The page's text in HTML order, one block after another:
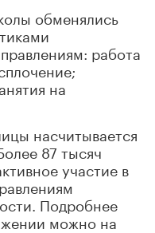
обменялись
работа
на
насчитывается
87 тысяч
участие в
Подробнее
можно на